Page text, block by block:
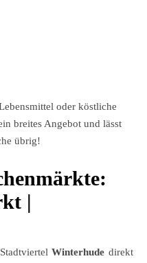
oder köstliche
breites Angebot und lässt
übrig!
|
Winterhude direkt